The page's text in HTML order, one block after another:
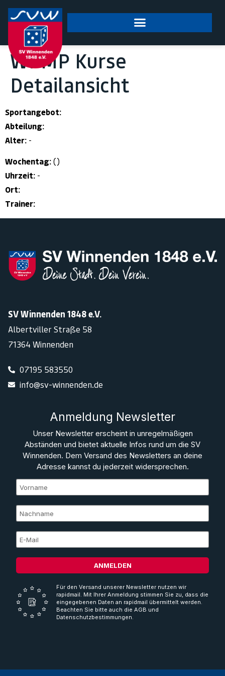
springen
WPMP Kurse
Detailansicht
Sportangebot:
Abteilung:
Alter: -
Wochentag: ()
Uhrzeit: -
Ort:
Trainer:
SV Winnenden 1848 e.V.
Albertviller Straße 58
71364 Winnenden
07195 583550
info@sv-winnenden.de
Anmeldung Newsletter
Unser Newsletter erscheint in unregelmäßigen
Abständen und bietet aktuelle Infos rund um die SV
Winnenden. Dem Versand des Newsletters an deine
Adresse kannst du jederzeit widersprechen.
ANMELDEN
Für den Versand unserer Newsletter nutzen wir
rapidmail. Mit Ihrer Anmeldung stimmen Sie zu, dass die
eingegebenen Daten an rapidmail übermittelt werden.
Beachten Sie bitte auch die AGB und
Datenschutzbestimmungen.